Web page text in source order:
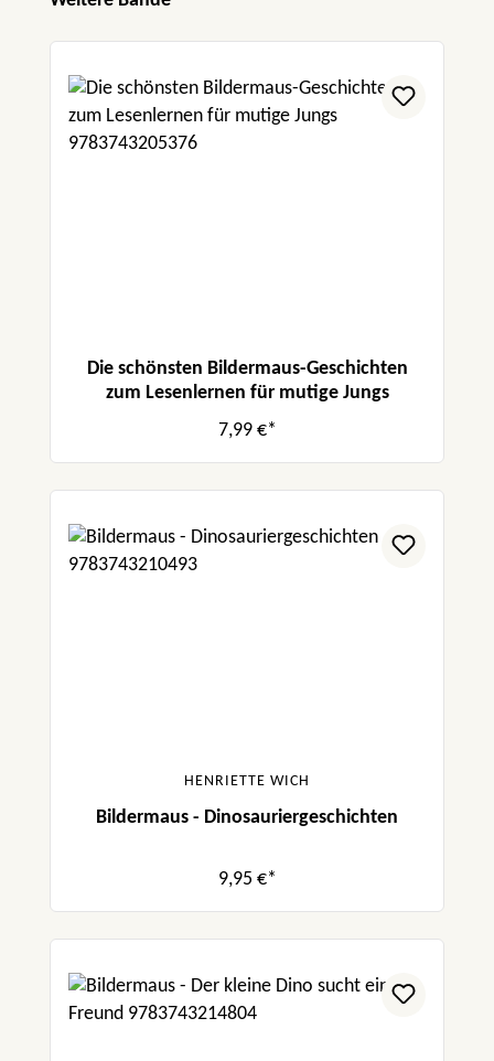
Die schönsten Bildermaus-Geschichten
zum Lesenlernen für mutige Jungs
7,99 €*
HENRIETTE WICH
Bildermaus - Dinosauriergeschichten
9,95 €*